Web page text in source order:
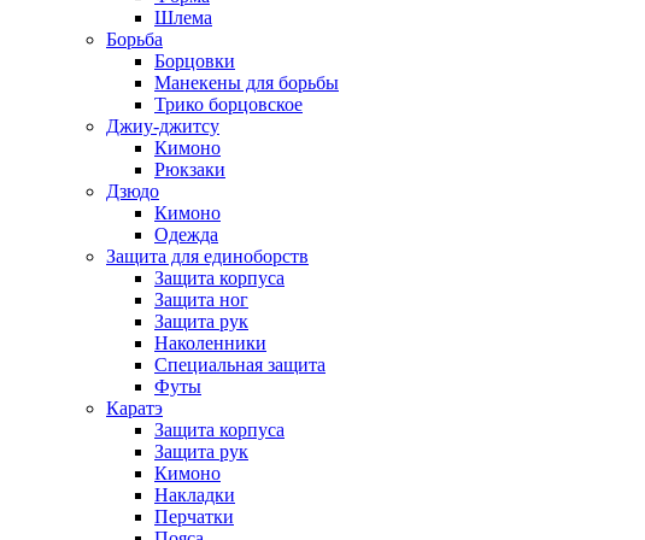
Шлема
Борьба
Борцовки
Манекены для борьбы
Трико борцовское
Джиу-джитсу
Кимоно
Рюкзаки
Дзюдо
Кимоно
Одежда
Защита для единоборств
Защита корпуса
Защита ног
Защита рук
Наколенники
Специальная защита
Футы
Каратэ
Защита корпуса
Защита рук
Кимоно
Накладки
Перчатки